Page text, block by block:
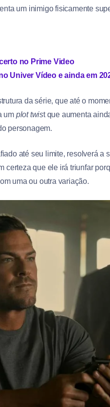
um inimigo fisicamente
no Prime Video
Univer Vídeo e ainda em
da série, que até o
um plot twist que aumenta
personagem.
até seu limite, resolverá a
certeza que ele irá triunfar
uma ou outra variação.